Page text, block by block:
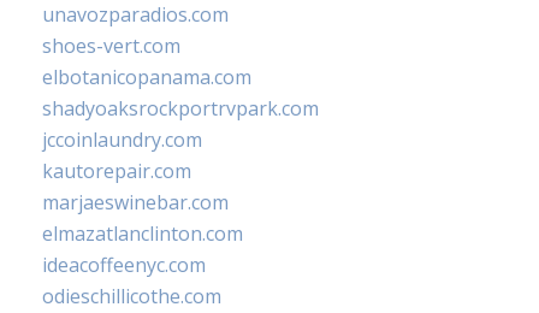
unavozparadios.com
shoes-vert.com
elbotanicopanama.com
shadyoaksrockportrvpark.com
jccoinlaundry.com
kautorepair.com
marjaeswinebar.com
elmazatlanclinton.com
ideacoffeenyc.com
odieschillicothe.com